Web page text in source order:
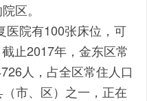
区。
医院有100张床位，可
止2017年，金东区常
人，占全区常住人口
市、区）之一，正在